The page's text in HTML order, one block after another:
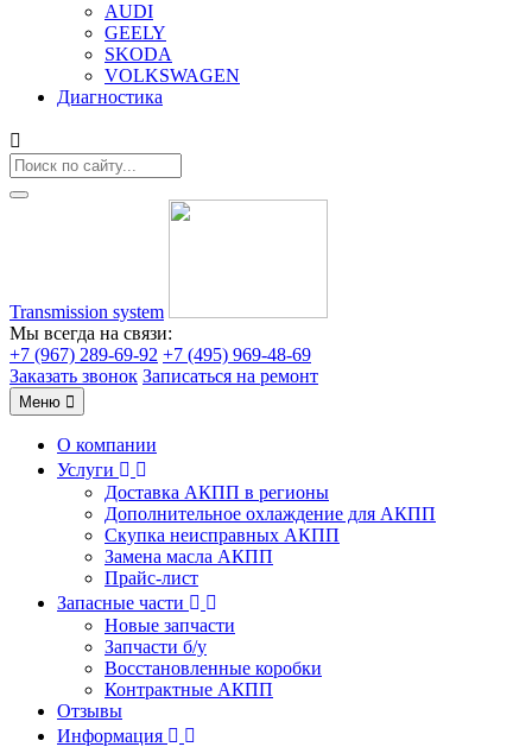
AUDI
GEELY
SKODA
VOLKSWAGEN
Диагностика
Transmission system
Мы всегда на связи:
+7 (967) 289-69-92 +7 (495) 969-48-69
Заказать звонок Записаться на ремонт
Меню
О компании
Услуги
Доставка АКПП в регионы
Дополнительное охлаждение для АКПП
Скупка неисправных АКПП
Замена масла АКПП
Прайс-лист
Запасные части
Новые запчасти
Запчасти б/у
Восстановленные коробки
Контрактные АКПП
Отзывы
Информация